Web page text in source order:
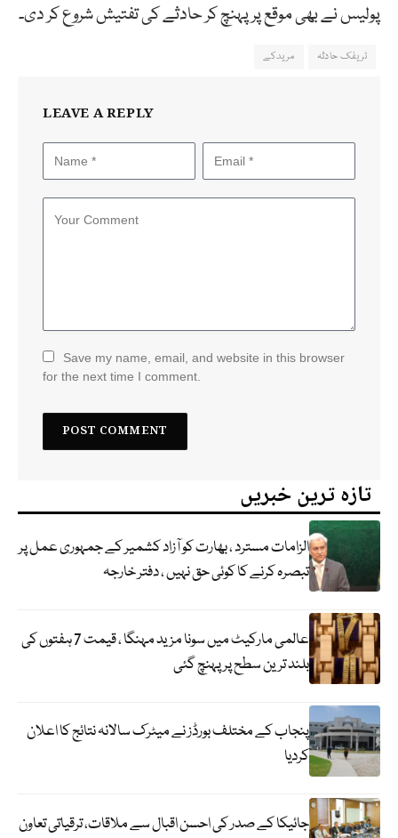
پولیس نے بھی موقع پر پہنچ کر حادثے کی تفتیش شروع کر دی۔
ٹریفک حادثہ مریدکے
LEAVE A REPLY
Save my name, email, and website in this browser
for the next time I comment.
تازہ ترین خبریں
الزامات مسترد ، بھارت کو آزاد کشمیر کے جمہوری عمل پر
تبصرہ کرنے کا کوئی حق نہیں ، دفتر خارجہ
عالمی مارکیٹ میں سونا مزید مہنگا ، قیمت 7 ہفتوں کی
بلند ترین سطح پر پہنچ گئی
پنجاب کے مختلف بورڈز نے میٹرک سالانہ نتائج کا اعلان
کردیا
جائیکا کے صدر کی احسن اقبال سے ملاقات، ترقیاتی تعاون